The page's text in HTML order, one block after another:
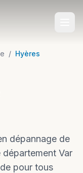
/ Hyères
dépannage de
département Var
pour tous